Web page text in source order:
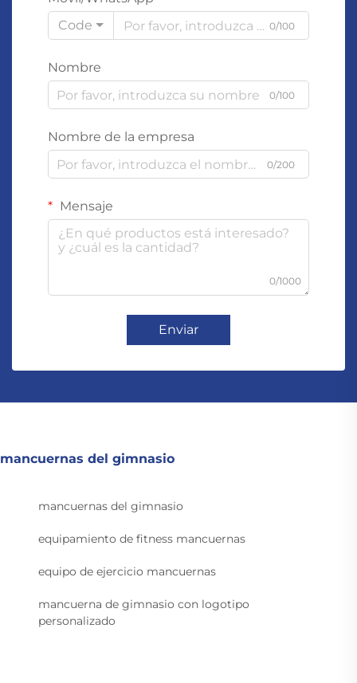
Code
0/100
Nombre
0/100
Nombre de la empresa
0/200
Mensaje
0/1000
Enviar
mancuernas del gimnasio
mancuernas del gimnasio
equipamiento de fitness mancuernas
equipo de ejercicio mancuernas
mancuerna de gimnasio con logotipo
personalizado